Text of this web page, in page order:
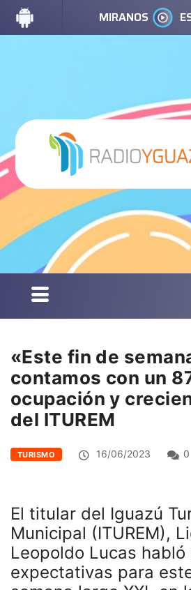
MIRANOS
«Este fin de
contamos con un
ocupación y
del ITUREM
TURISMO 16/06/2023 0
El titular del Iguazú
Municipal (ITUREM),
Leopoldo Lucas
expectativas para